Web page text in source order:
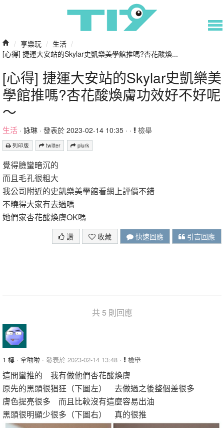
/ 享樂玩 / 生活 /
[心得] 捷運大安站的Skylar史凱樂美學館推嗎?杏花酸煥...
[心得] 捷運大安站的Skylar史凱樂美
學館推嗎?杏花酸煥膚功效好不好呢
～
生活 · 詠琳 · 發表於 2023-02-14 10:35 · · 檢舉
列印版 twitter plurk
覺得臉蠻暗沉的
而且毛孔很粗大
我公司附近的史凱樂美學館看網上評價不錯
不曉得大家有去過嗎
她們家杏花酸煥膚OK嗎
讚 收藏 快速回應 引言回應
共 5 則回應
1 樓 · 拿啦啦 · 發表於 2023-02-14 13:48 · 檢舉
這間蠻推的 我有做他們杏花酸煥膚
原先的黑頭很猖狂（下圖左） 去做過之後整個差很多
膚色提亮很多 而且比較沒有這麼容易出油
黑頭很明顯少很多（下圖右） 真的很推